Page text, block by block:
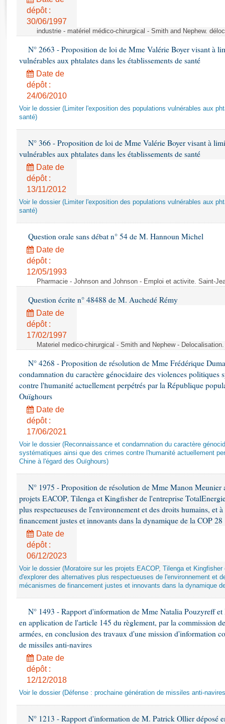
Rapports d'enquête
Rapports législatifs
Budget et sécurité sociale
Questions écrites et orales
Comptes rendus des débats
dépôt :
30/06/1997
industrie - matériel médico-chirurgical - Smith and Nephew.
N° 2663 - Proposition de loi de Mme Valérie Boyer visant à
vulnérables aux phtalates dans les établissements de santé
Date de
dépôt :
24/06/2010
Voir le dossier (Limiter l'exposition des populations vulnérables aux
santé)
N° 366 - Proposition de loi de Mme Valérie Boyer visant à
vulnérables aux phtalates dans les établissements de santé
Date de
dépôt :
13/11/2012
Voir le dossier (Limiter l'exposition des populations vulnérables aux
santé)
Question orale sans débat n° 54 de M. Hannoun Michel
Date de
dépôt :
12/05/1993
Pharmacie - Johnson and Johnson - Emploi et activite. Saint-
Question écrite n° 48488 de M. Auchedé Rémy
Date de
dépôt :
17/02/1997
Materiel medico-chirurgical - Smith and Nephew -
N° 4268 - Proposition de résolution de Mme Frédérique
condamnation du caractère génocidaire des violences politiques
contre l'humanité actuellement perpétrés par la République
Ouïghours
Date de
dépôt :
17/06/2021
Voir le dossier (Reconnaissance et condamnation du caractère
systématiques ainsi que des crimes contre l'humanité actuellement
Chine à l'égard des Ouïghours)
N° 1975 - Proposition de résolution de Mme Manon Meunier
projets EACOP, Tilenga et Kingfisher de l'entreprise
plus respectueuses de l'environnement et des droits humains, et
financement justes et innovants dans la dynamique de la COP 28
Date de
dépôt :
06/12/2023
Voir le dossier (Moratoire sur les projets EACOP, Tilenga et
d'explorer des alternatives plus respectueuses de l'environnement et
mécanismes de financement justes et innovants dans la dynamique
N° 1493 - Rapport d'information de Mme Natalia Pouzyreff
en application de l'article 145 du règlement, par la commission
armées, en conclusion des travaux d'une mission d'information
de missiles anti-navires
Date de
dépôt :
12/12/2018
Voir le dossier (Défense : prochaine génération de missiles anti-
N° 1213 - Rapport d'information de M. Patrick Ollier déposé